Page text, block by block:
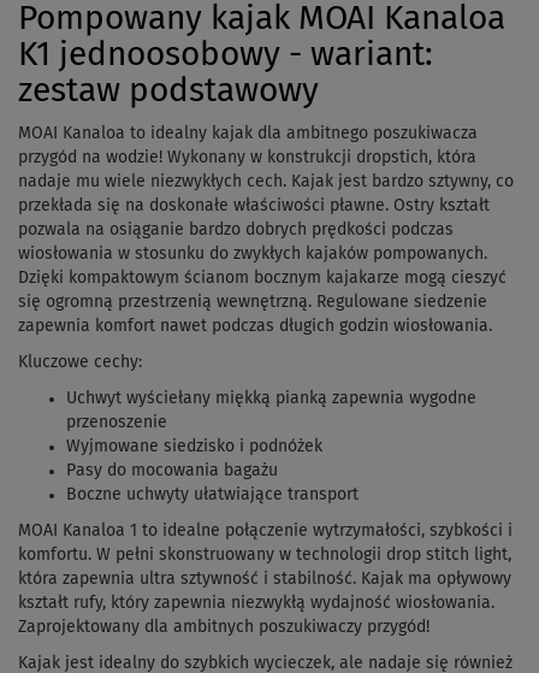
Pompowany kajak MOAI Kanaloa
K1 jednoosobowy - wariant:
zestaw podstawowy
MOAI Kanaloa to idealny kajak dla ambitnego poszukiwacza
przygód na wodzie! Wykonany w konstrukcji dropstich, która
nadaje mu wiele niezwykłych cech. Kajak jest bardzo sztywny, co
przekłada się na doskonałe właściwości pławne. Ostry kształt
pozwala na osiąganie bardzo dobrych prędkości podczas
wiosłowania w stosunku do zwykłych kajaków pompowanych.
Dzięki kompaktowym ścianom bocznym kajakarze mogą cieszyć
się ogromną przestrzenią wewnętrzną. Regulowane siedzenie
zapewnia komfort nawet podczas długich godzin wiosłowania.
Kluczowe cechy:
Uchwyt wyściełany miękką pianką zapewnia wygodne
przenoszenie
Wyjmowane siedzisko i podnóżek
Pasy do mocowania bagażu
Boczne uchwyty ułatwiające transport
MOAI Kanaloa 1 to idealne połączenie wytrzymałości, szybkości i
komfortu. W pełni skonstruowany w technologii drop stitch light,
która zapewnia ultra sztywność i stabilność. Kajak ma opływowy
kształt rufy, który zapewnia niezwykłą wydajność wiosłowania.
Zaprojektowany dla ambitnych poszukiwaczy przygód!
Kajak jest idealny do szybkich wycieczek, ale nadaje się również